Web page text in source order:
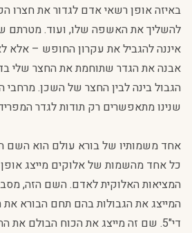
באיזה אופן רשאי אדם לגדור את חצרו
להשליך את האשפה שלו, ועוד. מטרתם
איננה להגביל את עקרון החופש – אלא
אבנה את הגדר שתוחמת את החצר שלי
הגבול בינה לבין החצר של השכן.
שנינו מתאפשרים רק תודות לגדר
אחד משמותיו של בורא עולם הוא השם
כל אחד מהשמות של אלוקים מייצג
המציאות האלוקית לאדם. השם הזה,
המייצג את הגבולות בהם תחם הבורא
די"5. שם זה מייצג את הכוח הבולם